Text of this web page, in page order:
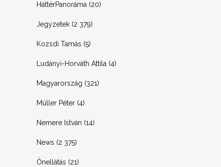
HáttérPanoráma (20)
Jegyzetek (2 379)
Kozsdi Tamás (5)
Ludányi-Horváth Attila (4)
Magyarország (321)
Müller Péter (4)
Nemere István (14)
News (2 375)
Önellátás (21)